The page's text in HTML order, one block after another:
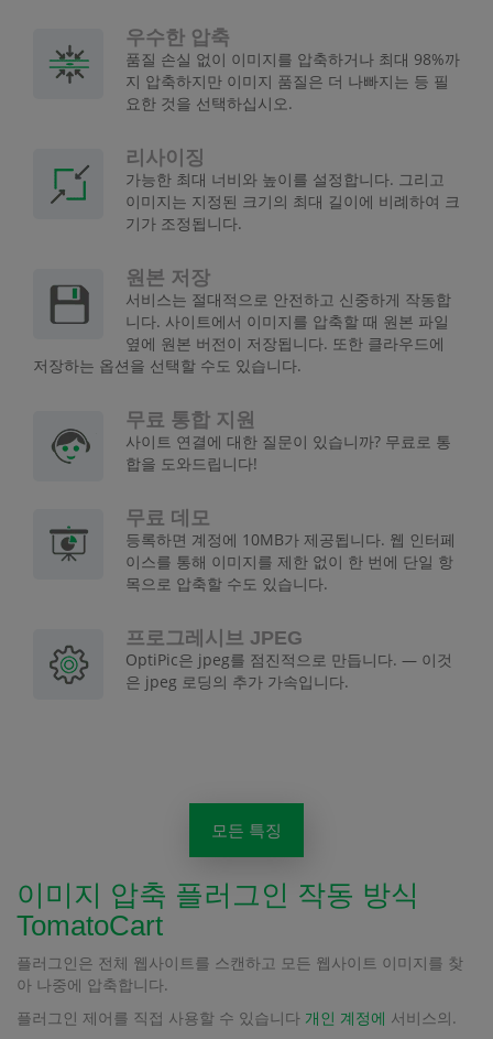
우수한 압축
품질 손실 없이 이미지를 압축하거나 최대 98%까
지 압축하지만 이미지 품질은 더 나빠지는 등 필
요한 것을 선택하십시오.
리사이징
가능한 최대 너비와 높이를 설정합니다. 그리고
이미지는 지정된 크기의 최대 길이에 비례하여 크
기가 조정됩니다.
원본 저장
서비스는 절대적으로 안전하고 신중하게 작동합
니다. 사이트에서 이미지를 압축할 때 원본 파일
옆에 원본 버전이 저장됩니다. 또한 클라우드에
저장하는 옵션을 선택할 수도 있습니다.
무료 통합 지원
사이트 연결에 대한 질문이 있습니까? 무료로 통
합을 도와드립니다!
무료 데모
등록하면 계정에 10MB가 제공됩니다. 웹 인터페
이스를 통해 이미지를 제한 없이 한 번에 단일 항
목으로 압축할 수도 있습니다.
프로그레시브 JPEG
OptiPic은 jpeg를 점진적으로 만듭니다. — 이것
은 jpeg 로딩의 추가 가속입니다.
모든 특징
이미지 압축 플러그인 작동 방식
TomatoCart
플러그인은 전체 웹사이트를 스캔하고 모든 웹사이트 이미지를 찾
아 나중에 압축합니다.
플러그인 제어를 직접 사용할 수 있습니다 개인 계정에 서비스의.